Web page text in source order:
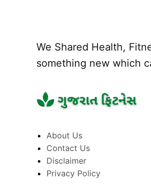
We Shared Health,
something new which
About Us
Contact Us
Disclaimer
Privacy Policy